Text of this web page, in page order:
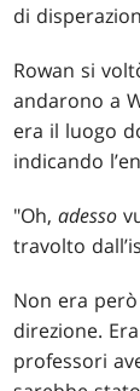
di
Rowan si
andarono a
era il luogo
indicando
"Oh,adesso
travolto
Non era
direzione.
professori